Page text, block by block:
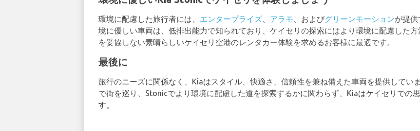
環境に配慮した旅行者には、 エンタープライズ アラモ 、およびグリーンモーションが提
境に優しい車両は、低排出能力で知られており、ケイセリの探索にはより環境に配慮した
を妥協しない素晴らしいケイセリ空港のレンタカー体験を求めるお客様に最適です。
最後に
旅行のニーズに関係なく、Kiaはスタイル、快適さ、信頼性を兼ね備えた車両を提供してい
で街を巡り、Stonicでより環境に配慮した道を探索するかに関わらず、Kiaはケイセリでの
す。